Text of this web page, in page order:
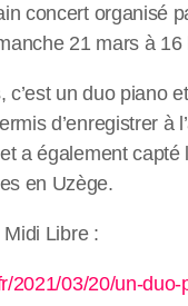
concert organisé
21 mars à 16
c’est un duo piano
d’enregistrer à
a également capté
en Uzège.
Libre :
2021/03/20/un-